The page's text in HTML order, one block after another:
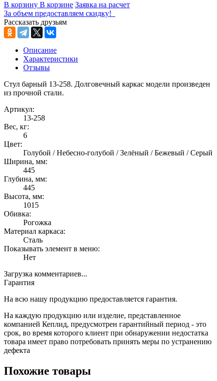
В корзину В корзине Заявка на расчет
За объем предоставляем скидку!
Рассказать друзьям
Описание
Характеристики
Отзывы
Стул барный 13-258. Долговечный каркас модели произведен
из прочной стали.
Артикул:
13-258
Вес, кг:
6
Цвет:
Голубой / Небесно-голубой / Зелёный / Бежевый / Серый
Ширина, мм:
445
Глубина, мм:
445
Высота, мм:
1015
Обивка:
Рогожка
Материал каркаса:
Сталь
Показывать элемент в меню:
Нет
Загрузка комментариев...
Гарантия
На всю нашу продукцию предоставляется гарантия.
На каждую продукцию или изделие, представленное
компанией Кеплид, предусмотрен гарантийный период - это
срок, во время которого клиент при обнаружении недостатка
товара имеет право потребовать принять меры по устранению
дефекта
Похожие товары